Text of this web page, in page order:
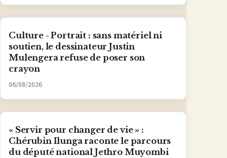
Culture - Portrait : sans matériel ni
soutien, le dessinateur Justin
Mulengera refuse de poser son
crayon
06/08/2026
« Servir pour changer de vie » :
Chérubin Ilunga raconte le parcours
du député national Jethro Muyombi